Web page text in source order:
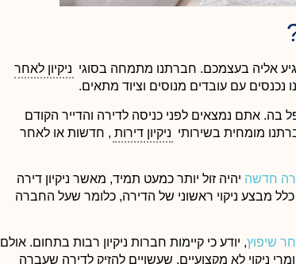
אליה בעצמכם. חברתנו מתמחה בסוגי ניקיון לאחר
עם עובדים מנוסים וציוד מתאים.
בה. אתם נמצאים לפני כניסה לדירה והדייר הקודם
מומחית בשירותי ניקיון דירות , חדשות או לאחר
חדשה יהיה זול יותר כמעט תמיד, מאשר ניקיון דירה
מבצע ניקוי ראשוני של הדירה, כלומר שעל החברה
שיפוץ, יודע כי קיימות חברות ניקיון רבות בתחום. אולם
ניקוי לא מקצועיים, שעשויים להזיק לדירה שעברה